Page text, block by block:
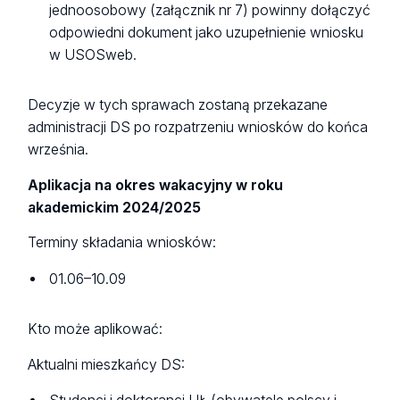
jednoosobowy (załącznik nr 7) powinny dołączyć
odpowiedni dokument jako uzupełnienie wniosku
w USOSweb.
Decyzje w tych sprawach zostaną przekazane
administracji DS po rozpatrzeniu wniosków do końca
września.
Aplikacja na okres wakacyjny w roku
akademickim 2024/2025
Terminy składania wniosków:
01.06–10.09
Kto może aplikować:
Aktualni mieszkańcy DS: